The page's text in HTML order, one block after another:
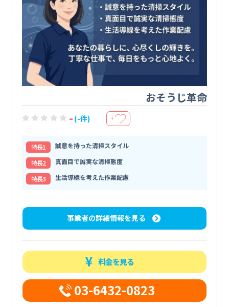
おそうじ革命
- (-件) ＋
特⻑1
誠意を持った清掃スタイル
特⻑2
真面目で誠実な清掃態度
特⻑3
生活導線を考えた作業配慮
事業者の詳細情報を見る
料金を見る
03-6432-0823